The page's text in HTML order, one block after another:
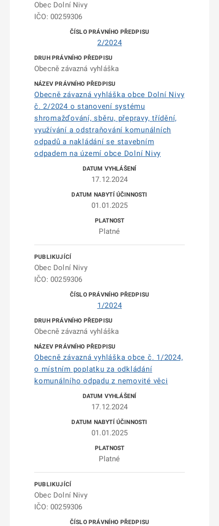
Obec Dolní Nivy
IČO: 00259306
2/2024
Obecně závazná vyhláška
Obecně závazná vyhláška obce Dolní Nivy
č. 2/2024 o stanovení systému
shromažďování, sběru, přepravy, třídění,
využívání a odstraňování komunálních
odpadů a nakládání se stavebním
odpadem na území obce Dolní Nivy
17.12.2024
01.01.2025
Platné
Obec Dolní Nivy
IČO: 00259306
1/2024
Obecně závazná vyhláška
Obecně závazná vyhláška obce č. 1/2024,
o místním poplatku za odkládání
komunálního odpadu z nemovité věci
17.12.2024
01.01.2025
Platné
Obec Dolní Nivy
IČO: 00259306